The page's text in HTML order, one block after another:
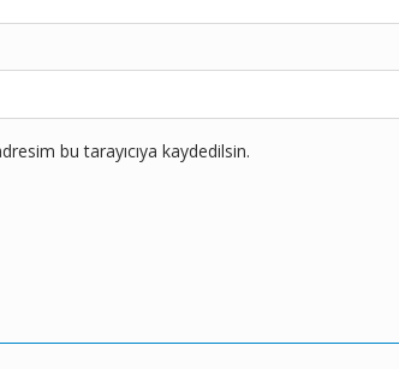
bu tarayıcıya kaydedilsin.